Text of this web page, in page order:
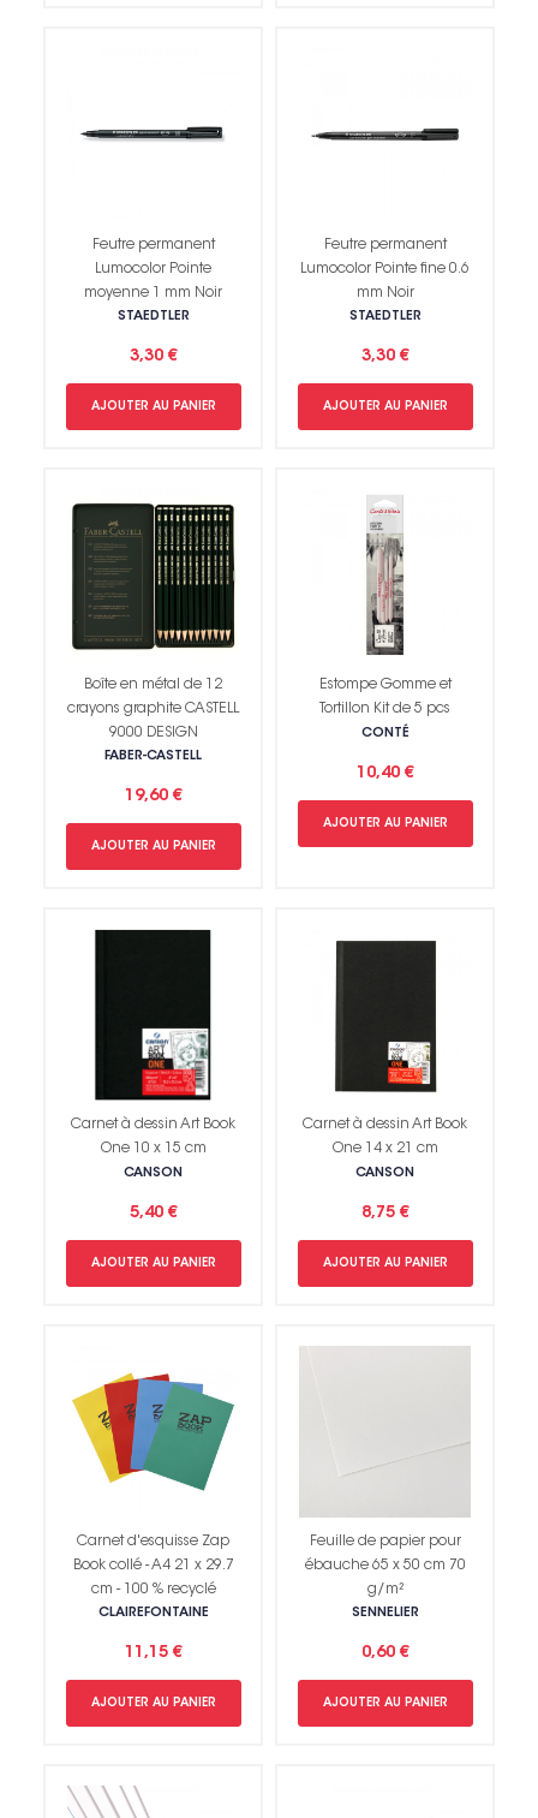
Feutre permanent
Lumocolor Pointe
moyenne 1 mm Noir
STAEDTLER
3,30 €
AJOUTER AU PANIER
Feutre permanent
Lumocolor Pointe fine 0.6
mm Noir
STAEDTLER
3,30 €
AJOUTER AU PANIER
Boîte en métal de 12
crayons graphite CASTELL
9000 DESIGN
FABER-CASTELL
19,60 €
AJOUTER AU PANIER
Estompe Gomme et
Tortillon Kit de 5 pcs
CONTÉ
10,40 €
AJOUTER AU PANIER
Carnet à dessin Art Book
One 10 x 15 cm
CANSON
5,40 €
AJOUTER AU PANIER
Carnet à dessin Art Book
One 14 x 21 cm
CANSON
8,75 €
AJOUTER AU PANIER
Carnet d'esquisse Zap
Book collé - A4 21 x 29.7
cm - 100 % recyclé
CLAIREFONTAINE
11,15 €
AJOUTER AU PANIER
Feuille de papier pour
ébauche 65 x 50 cm 70
g/m²
SENNELIER
0,60 €
AJOUTER AU PANIER